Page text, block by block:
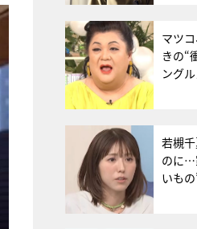
マツ
きの“
ング
若槻
のに…
いも